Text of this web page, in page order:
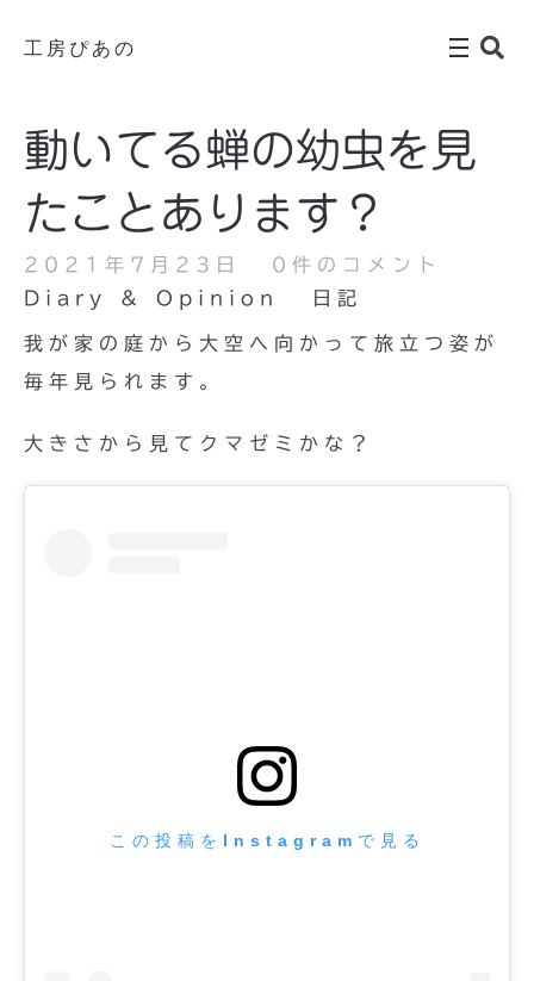
工房ぴあの
動いてる蝉の幼虫を見
たことあります？
2021年7月23日
0件のコメント
Diary & Opinion
日記
我が家の庭から大空へ向かって旅立つ姿が
毎年見られます。
大きさから見てクマゼミかな？
この投稿をInstagramで見る